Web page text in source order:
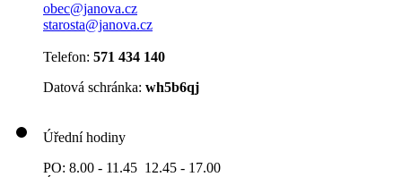
obec@janova.cz
starosta@janova.cz
Telefon: 571 434 140
Datová schránka: wh5b6qj
Úřední hodiny
PO: 8.00 - 11.45 12.45 - 17.00